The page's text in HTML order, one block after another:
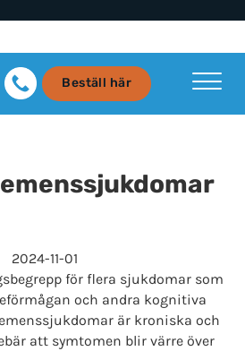
Beställ här
2024-11-01
för flera sjukdomar som
och andra kognitiva
är kroniska och
att symtomen blir värre över